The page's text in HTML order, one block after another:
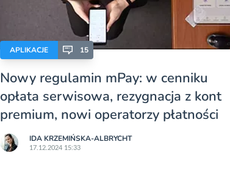
APLIKACJE 15
Nowy regulamin mPay: w cenniku
opłata serwisowa, rezygnacja z kont
premium, nowi operatorzy płatności
IDA KRZEMIŃSKA-ALBRYCHT
17.12.2024 15:33